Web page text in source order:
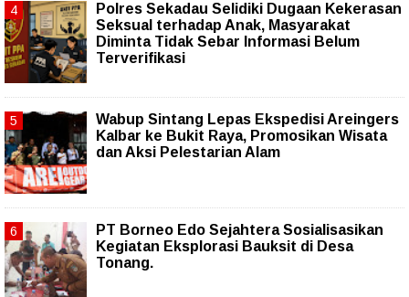
Polres Sekadau Selidiki Dugaan Kekerasan
Seksual terhadap Anak, Masyarakat
Diminta Tidak Sebar Informasi Belum
Terverifikasi
Wabup Sintang Lepas Ekspedisi Areingers
Kalbar ke Bukit Raya, Promosikan Wisata
dan Aksi Pelestarian Alam
PT Borneo Edo Sejahtera Sosialisasikan
Kegiatan Eksplorasi Bauksit di Desa
Tonang.